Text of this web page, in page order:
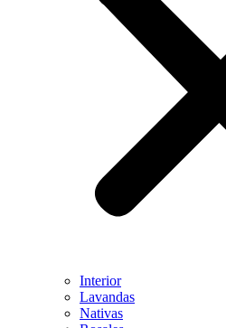
Interior
Lavandas
Nativas